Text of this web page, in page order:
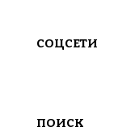
СОЦСЕТИ
ПОИСК